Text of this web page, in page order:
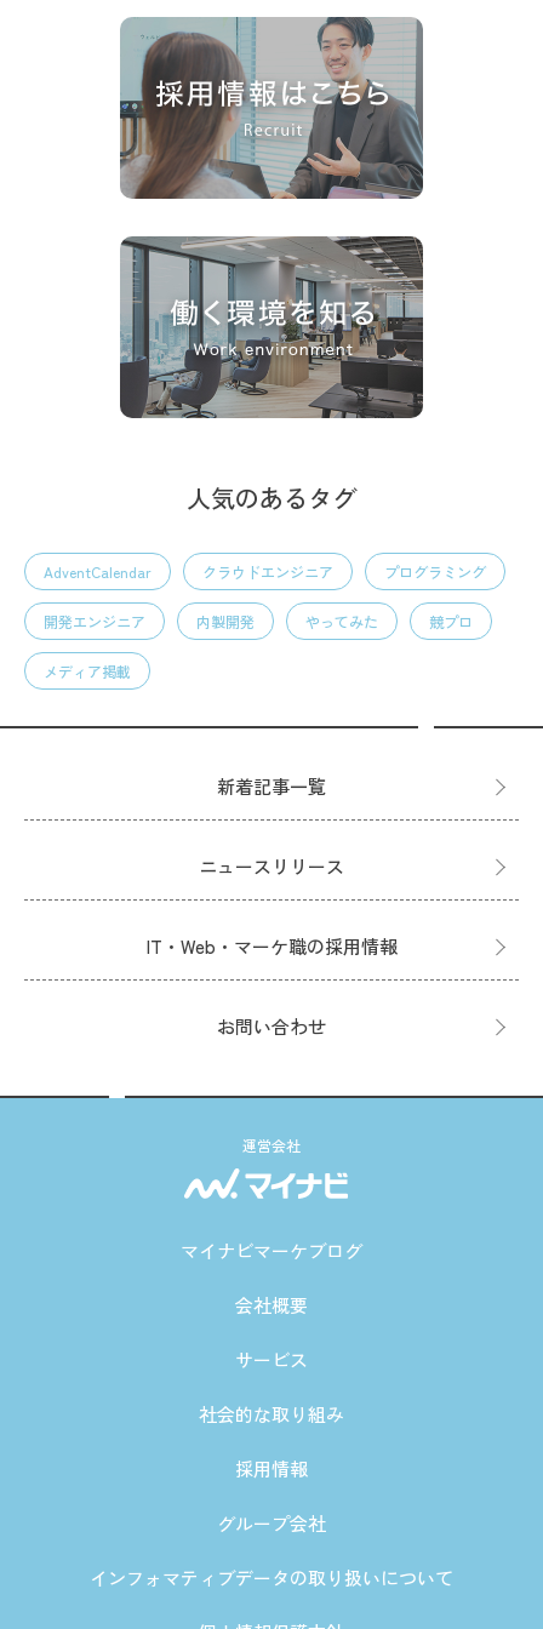
人気のあるタグ
AdventCalendar クラウドエンジニア プログラミング
開発エンジニア 内製開発 やってみた 競プロ
メディア掲載
新着記事一覧
ニュースリリース
IT・Web・マーケ職の採用情報
お問い合わせ
運営会社
マイナビマーケブログ
会社概要
サービス
社会的な取り組み
採用情報
グループ会社
インフォマティブデータの取り扱いについて